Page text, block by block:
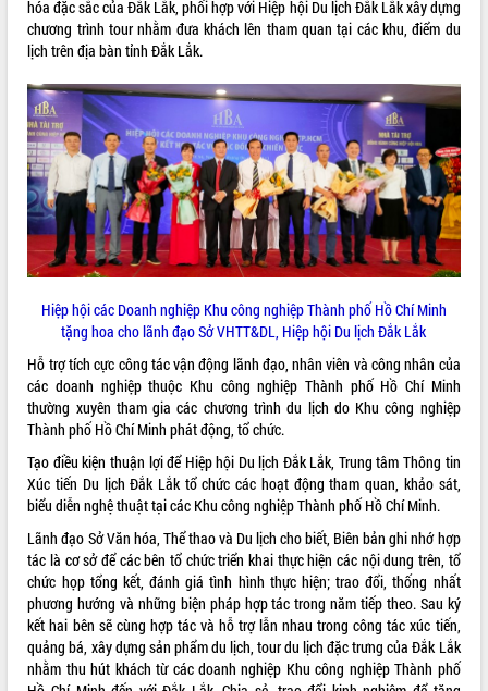
hóa đặc sắc của Đắk Lắk, phối hợp với Hiệp hội Du lịch Đắk Lắk xây dựng
chương trình tour nhằm đưa khách lên tham quan tại các khu, điểm du
lịch trên địa bàn tỉnh Đắk Lắk.
Hiệp hội các Doanh nghiệp Khu công nghiệp Thành phố Hồ Chí Minh
tặng hoa cho lãnh đạo Sở VHTT&DL, Hiệp hội Du lịch Đắk Lắk
Hỗ trợ tích cực công tác vận động lãnh đạo, nhân viên và công nhân của
các doanh nghiệp thuộc Khu công nghiệp Thành phố Hồ Chí Minh
thường xuyên tham gia các chương trình du lịch do Khu công nghiệp
Thành phố Hồ Chí Minh phát động, tổ chức.
Tạo điều kiện thuận lợi để Hiệp hội Du lịch Đắk Lắk, Trung tâm Thông tin
Xúc tiến Du lịch Đắk Lắk tổ chức các hoạt động tham quan, khảo sát,
biểu diễn nghệ thuật tại các Khu công nghiệp Thành phố Hồ Chí Minh.
Lãnh đạo Sở Văn hóa, Thể thao và Du lịch cho biết, Biên bản ghi nhớ hợp
tác là cơ sở để các bên tổ chức triển khai thực hiện các nội dung trên, tổ
chức họp tổng kết, đánh giá tình hình thực hiện; trao đổi, thống nhất
phương hướng và những biện pháp hợp tác trong năm tiếp theo. Sau ký
kết hai bên sẽ cùng hợp tác và hỗ trợ lẫn nhau trong công tác xúc tiến,
quảng bá, xây dựng sản phẩm du lịch, tour du lịch đặc trưng của Đắk Lắk
nhằm thu hút khách từ các doanh nghiệp Khu công nghiệp Thành phố